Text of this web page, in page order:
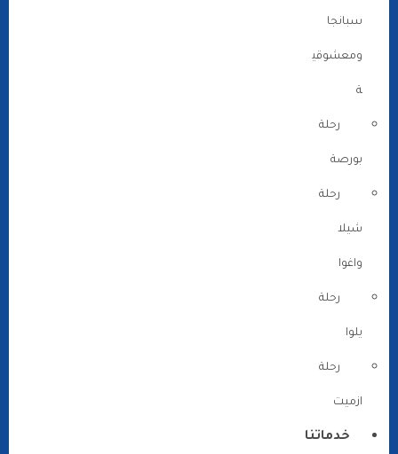
سبانجا
ومعشوقي
ة
رحلة
بورصة
رحلة
شيلا
واغوا
رحلة
يلوا
رحلة
ازميت
خدماتنا